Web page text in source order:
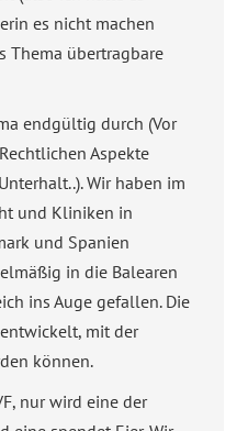
es nicht machen
Thema übertragbare
endgültig durch (Vor
Aspekte
Wir haben im
und Kliniken in
und Spanien
in die Balearen
ins Auge gefallen. Die
mit der
können.
nur wird eine der